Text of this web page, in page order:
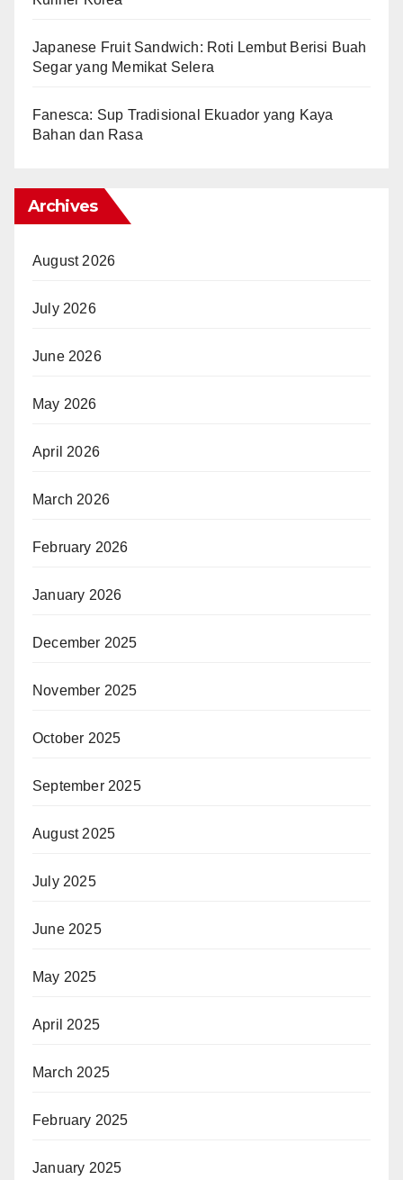
Japanese Fruit Sandwich: Roti Lembut Berisi Buah
Segar yang Memikat Selera
Fanesca: Sup Tradisional Ekuador yang Kaya
Bahan dan Rasa
Archives
August 2026
July 2026
June 2026
May 2026
April 2026
March 2026
February 2026
January 2026
December 2025
November 2025
October 2025
September 2025
August 2025
July 2025
June 2025
May 2025
April 2025
March 2025
February 2025
January 2025